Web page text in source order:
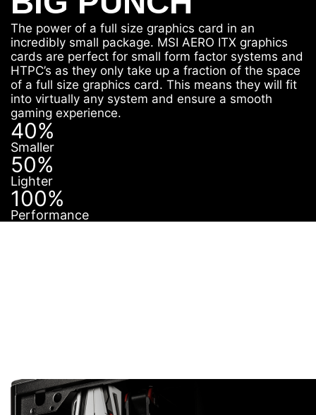
The power of a full size graphics card in an
incredibly small package. MSI AERO ITX graphics
cards are perfect for small form factor systems and
HTPC’s as they only take up a fraction of the space
of a full size graphics card. This means they will fit
into virtually any system and ensure a smooth
gaming experience.
40%
Smaller
50%
Lighter
100%
Performance